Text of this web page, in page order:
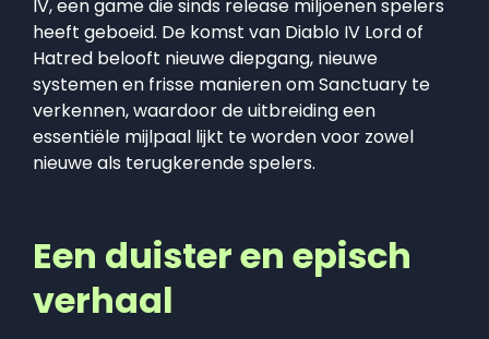
IV, een game die sinds release miljoenen spelers
heeft geboeid. De komst van Diablo IV Lord of
Hatred belooft nieuwe diepgang, nieuwe
systemen en frisse manieren om Sanctuary te
verkennen, waardoor de uitbreiding een
essentiële mijlpaal lijkt te worden voor zowel
nieuwe als terugkerende spelers.
Een duister en episch
verhaal